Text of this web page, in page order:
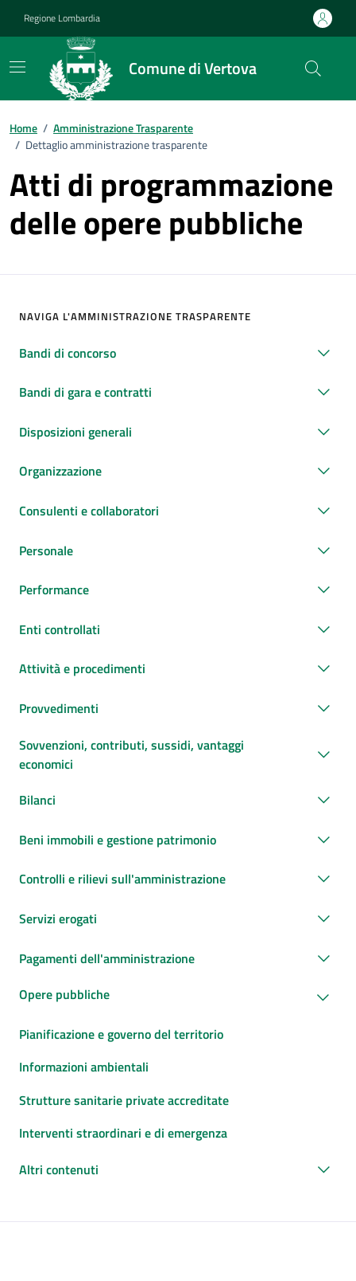
Regione Lombardia
Comune di Vertova
Home / Amministrazione Trasparente
/ Dettaglio amministrazione trasparente
Atti di programmazione
delle opere pubbliche
NAVIGA L'AMMINISTRAZIONE TRASPARENTE
Bandi di concorso
Bandi di gara e contratti
Disposizioni generali
Organizzazione
Consulenti e collaboratori
Personale
Performance
Enti controllati
Attività e procedimenti
Provvedimenti
Sovvenzioni, contributi, sussidi, vantaggi
economici
Bilanci
Beni immobili e gestione patrimonio
Controlli e rilievi sull'amministrazione
Servizi erogati
Pagamenti dell'amministrazione
Opere pubbliche
Pianificazione e governo del territorio
Informazioni ambientali
Strutture sanitarie private accreditate
Interventi straordinari e di emergenza
Altri contenuti